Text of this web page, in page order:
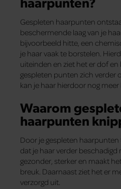
Gespleten haarpunten
beschermende laag van je
bijvoorbeeld hitte, een
je haar vaak te borstelen.
uiteinden en ziet het er dof
gespleten punten zich verder
kan je haar hierdoor nog
Waarom
haarpunten
Door je gespleten
dat je haar verder
gezonder, sterker en maakt
breuk. Daarnaast ziet het er
verzorgd uit.